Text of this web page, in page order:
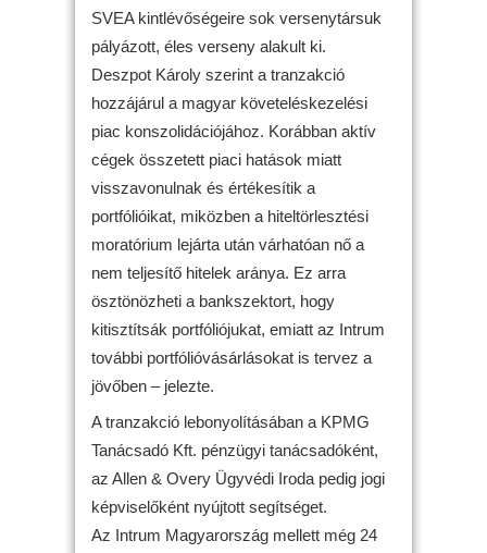
SVEA kintlévőségeire sok versenytársuk
pályázott, éles verseny alakult ki.
Deszpot Károly szerint a tranzakció
hozzájárul a magyar követeléskezelési
piac konszolidációjához. Korábban aktív
cégek összetett piaci hatások miatt
visszavonulnak és értékesítik a
portfólióikat, miközben a hiteltörlesztési
moratórium lejárta után várhatóan nő a
nem teljesítő hitelek aránya. Ez arra
ösztönözheti a bankszektort, hogy
kitisztítsák portfóliójukat, emiatt az Intrum
további portfólióvásárlásokat is tervez a
jövőben – jelezte.
A tranzakció lebonyolításában a KPMG
Tanácsadó Kft. pénzügyi tanácsadóként,
az Allen & Overy Ügyvédi Iroda pedig jogi
képviselőként nyújtott segítséget.
Az Intrum Magyarország mellett még 24